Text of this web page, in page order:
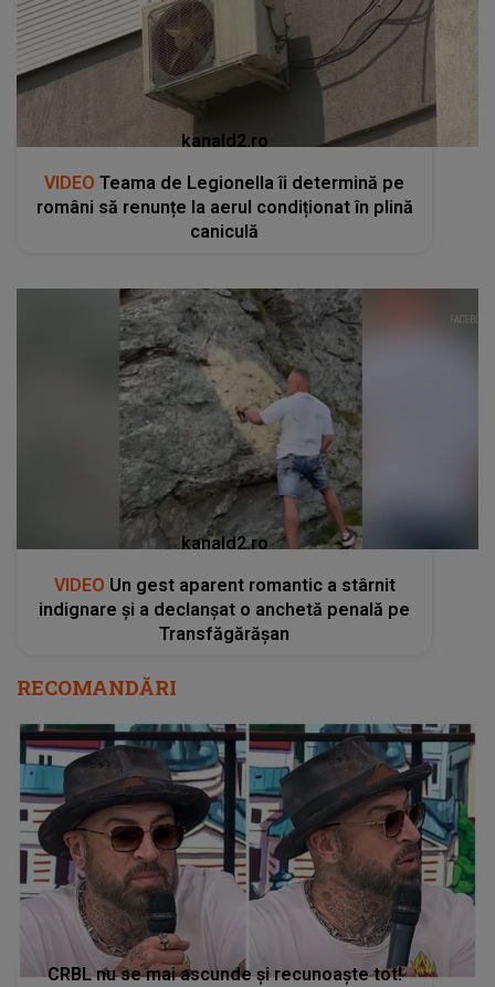
kanald2.ro
VIDEO Teama de Legionella îi determină pe
români să renunțe la aerul condiționat în plină
caniculă
kanald2.ro
VIDEO Un gest aparent romantic a stârnit
indignare și a declanșat o anchetă penală pe
Transfăgărășan
RECOMANDĂRI
CRBL nu se mai ascunde și recunoaște tot!